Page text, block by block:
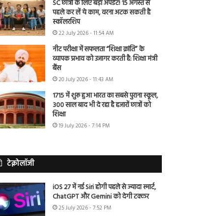
SC छात्रों के लिए बड़ा अपडेट! 15 अगस्त से
पहले कर लें ये काम, वरना अटक सकती है
स्कॉलरशिप
22 July 2026 - 11:54 AM
नीट परीक्षा में सफलता “शिक्षा क्रांति” के
व्यापक प्रभाव को उजागर करती है: शिक्षा मंत्री
बैंस
20 July 2026 - 11:43 AM
1715 में शुरू हुआ भारत का सबसे पुराना स्कूल,
300 साल बाद भी दे रहा है हजारों छात्रों को
शिक्षा
19 July 2026 - 7:14 PM
टेक्नोलॉजी
iOS 27 में नई Siri होगी पहले से ज्यादा स्मार्ट,
ChatGPT और Gemini को देगी टक्कर
25 July 2026 - 7:52 PM